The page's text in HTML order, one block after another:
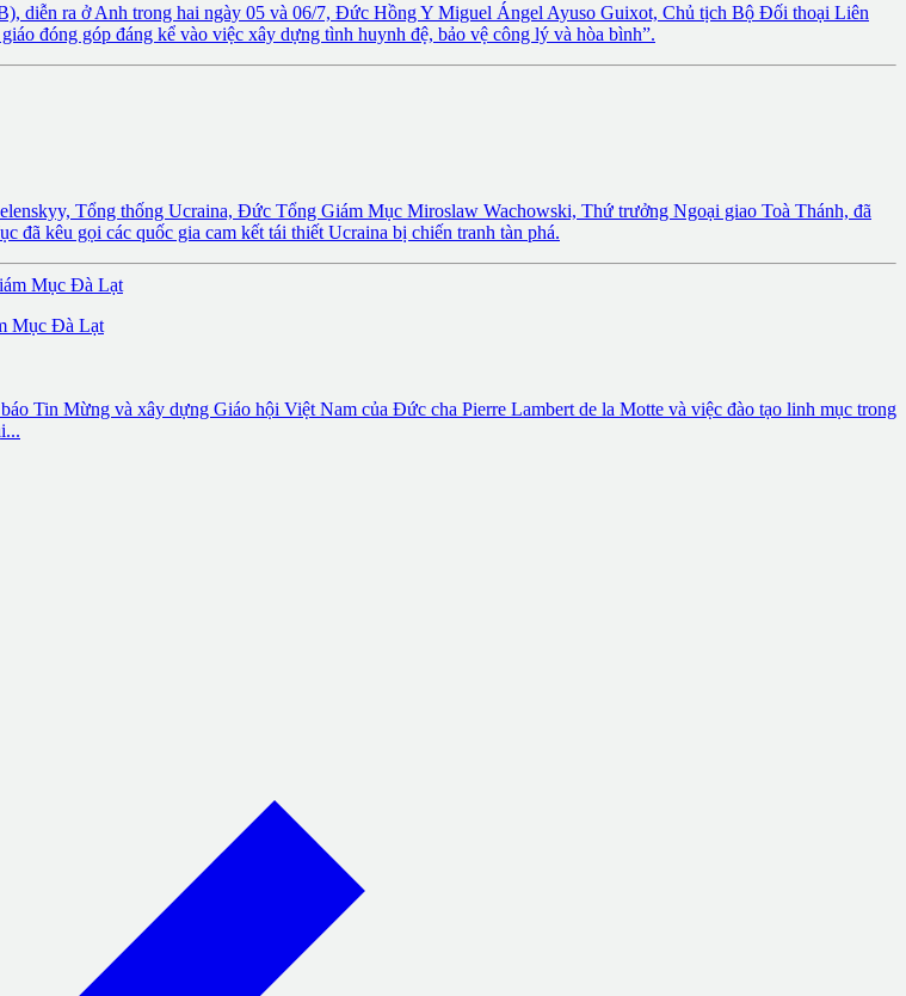
diễn ra ở Anh trong hai ngày 05 và 06/7, Đức Hồng Y Miguel Ángel Ayuso Guixot, Chủ tịch Bộ Đối thoại Liên
đóng góp đáng kể vào việc xây dựng tình huynh đệ, bảo vệ công lý và hòa bình”.
Tổng thống Ucraina, Đức Tổng Giám Mục Miroslaw Wachowski, Thứ trưởng Ngoại giao Toà Thánh, đã
kêu gọi các quốc gia cam kết tái thiết Ucraina bị chiến tranh tàn phá.
Mục Đà Lạt
Tin Mừng và xây dựng Giáo hội Việt Nam của Đức cha Pierre Lambert de la Motte và việc đào tạo linh mục trong